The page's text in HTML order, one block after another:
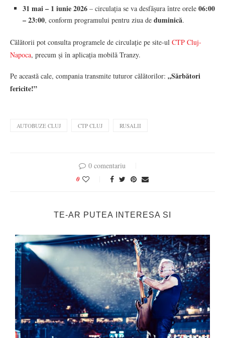
31 mai – 1 iunie 2026 – circulația se va desfășura între orele 06:00
– 23:00, conform programului pentru ziua de duminică.
Călătorii pot consulta programele de circulație pe site-ul CTP Cluj-
Napoca, precum și în aplicația mobilă Tranzy.
Pe această cale, compania transmite tuturor călătorilor: „Sărbători
fericite!”
AUTOBUZE CLUJ CTP CLUJ RUSALII
0 comentariu
0
TE-AR PUTEA INTERESA SI